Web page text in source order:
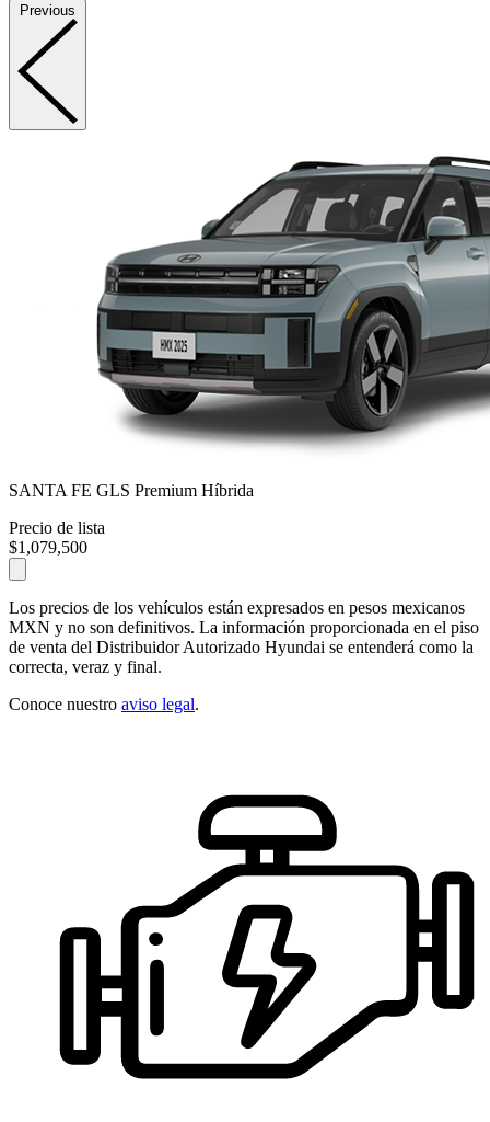
Previous
SANTA FE GLS Premium Híbrida
Precio de lista
$1,079,500
Los precios de los vehículos están expresados en pesos mexicanos
MXN y no son definitivos. La información proporcionada en el piso
de venta del Distribuidor Autorizado Hyundai se entenderá como la
correcta, veraz y final.
Conoce nuestro aviso legal.